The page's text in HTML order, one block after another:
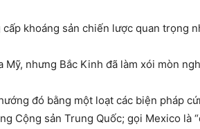
khoáng sản chiến lược quan trọng
nhưng Bắc Kinh đã làm xói mòn
đó bằng một loạt các biện pháp
Cộng sản Trung Quốc; gọi Mexico là